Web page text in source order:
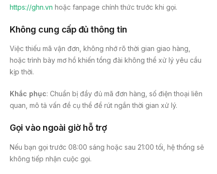
https://ghn.vn hoặc fanpage chính thức trước khi gọi.
Không cung cấp đủ thông tin
Việc thiếu mã vận đơn, không nhớ rõ thời gian giao hàng,
hoặc trình bày mơ hồ khiến tổng đài không thể xử lý yêu cầu
kịp thời.
Khắc phục: Chuẩn bị đầy đủ mã đơn hàng, số điện thoại liên
quan, mô tả vấn đề cụ thể để rút ngắn thời gian xử lý.
Gọi vào ngoài giờ hỗ trợ
Nếu bạn gọi trước 08:00 sáng hoặc sau 21:00 tối, hệ thống sẽ
không tiếp nhận cuộc gọi.